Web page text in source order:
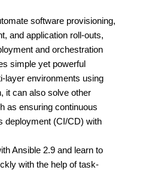
software provisioning,
and application roll-outs,
and orchestration
simple yet powerful
layer environments using
it can also solve other
as ensuring continuous
deployment (CI/CD) with
Ansible 2.9 and learn to
with the help of task-